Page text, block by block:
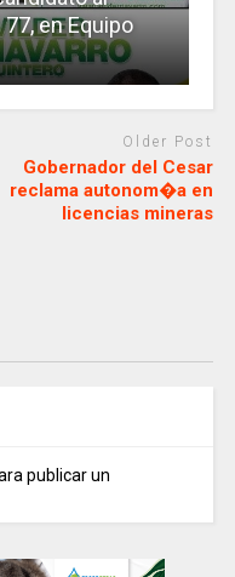
en Equipo
Older Post
Gobernador del Cesar
reclama autonom�a en
licencias mineras
publicar un